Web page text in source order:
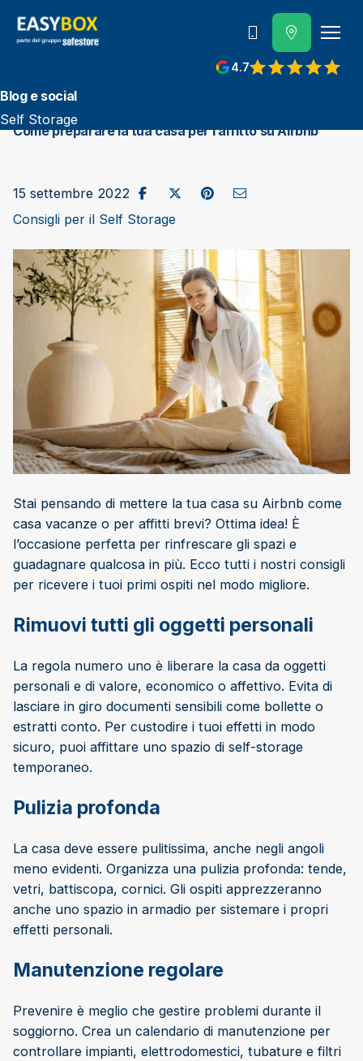
4.7
View reviews on Google
800 202 662
Blog e social
Self Storage
Come preparare la tua casa per l’affitto su Airbnb
15 settembre 2022Condividi su Facebook
Pubblica su X/Twitter
Condividi su Pinterest
Invia come e-mail
Consigli per il Self Storage
Stai pensando di mettere la tua casa su Airbnb come
casa vacanze o per affitti brevi? Ottima idea! È
l’occasione perfetta per rinfrescare gli spazi e
guadagnare qualcosa in più. Ecco tutti i nostri consigli
per ricevere i tuoi primi ospiti nel modo migliore.
Rimuovi tutti gli oggetti personali
La regola numero uno è liberare la casa da oggetti
personali e di valore, economico o affettivo. Evita di
lasciare in giro documenti sensibili come bollette o
estratti conto. Per custodire i tuoi effetti in modo
sicuro, puoi affittare uno spazio di self-storage
temporaneo.
Pulizia profonda
La casa deve essere pulitissima, anche negli angoli
meno evidenti. Organizza una pulizia profonda: tende,
vetri, battiscopa, cornici. Gli ospiti apprezzeranno
anche uno spazio in armadio per sistemare i propri
effetti personali.
Manutenzione regolare
Prevenire è meglio che gestire problemi durante il
soggiorno. Crea un calendario di manutenzione per
controllare impianti, elettrodomestici, tubature e filtri